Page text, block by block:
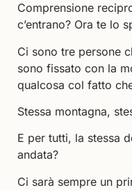
Comprensione
c’entrano? Ora te lo
Ci sono tre persone
sono fissato con la
qualcosa col fatto
Stessa montagna,
E per tutti, la stessa
andata?
Ci sarà sempre un